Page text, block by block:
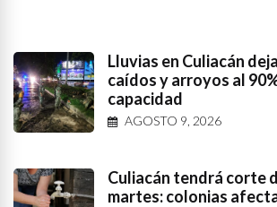
Lluvias en Culiacán
caídos y arroyos al
capacidad
AGOSTO 9, 2026
Culiacán tendrá corte
martes: colonias